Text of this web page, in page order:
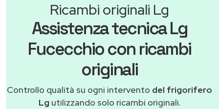
Ricambi originali Lg
Assistenza tecnica Lg
Fucecchio con ricambi
originali
Controllo qualità su ogni intervento del frigorifero
Lg utilizzando solo ricambi originali.